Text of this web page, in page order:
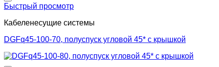
Быстрый просмотр
Кабеленесущие системы
DGFq45-100-70, полуспуск угловой 45* с крышкой